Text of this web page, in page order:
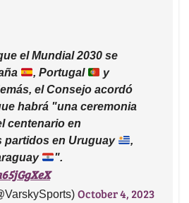
el Mundial 2030 se
, Portugal
y
el Consejo acordó
habrá "una ceremonia
centenario en
partidos en Uruguay
,
".
October 4, 2023